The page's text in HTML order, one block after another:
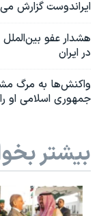
ایراندوست گزارش
هشدار عفو
در ایران
واکنش‌ها به مرگ
جمهوری اسلامی او
بیشتر